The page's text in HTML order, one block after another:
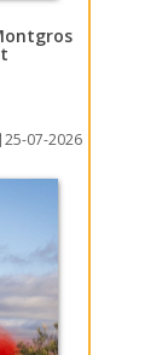
25-07-2026